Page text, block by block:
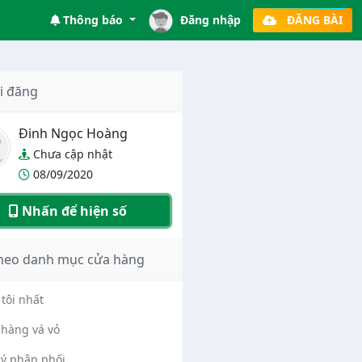
Thông báo Đăng nhập ĐĂNG BÀI
đăng
Đinh Ngọc Hoàng
Chưa cập nhật
08/09/2020
Nhấn để hiện số
danh mục cửa hàng
tôi nhất
vá vỏ